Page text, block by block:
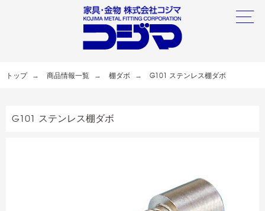
トップ 商品情報一覧 棚ダボ G101 ステンレス棚ダボ
G101 ステンレス棚ダボ